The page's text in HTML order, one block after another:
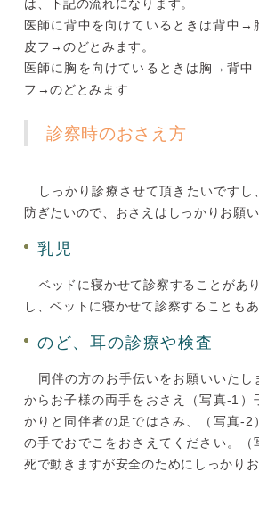
は、下記の流れになります。
医師に背中を向けているときは背中
皮フ→のどとみます。
医師に胸を向けているときは胸→背
フ→のどとみます
診察時のおさえ方
しっかり診療させて頂きたいですし
防ぎたいので、おさえはしっかりお願い
乳児
ベッドに寝かせて診察することがあ
し、ベットに寝かせて診察することもあ
のど、耳の診療や検査
同伴の方のお手伝いをお願いいたし
からお子様の両手をおさえ（写真-1）
かりと同伴者の足ではさみ、（写真-2
の手でおでこをおさえてください。（
死で動きますが安全のためにしっかりお